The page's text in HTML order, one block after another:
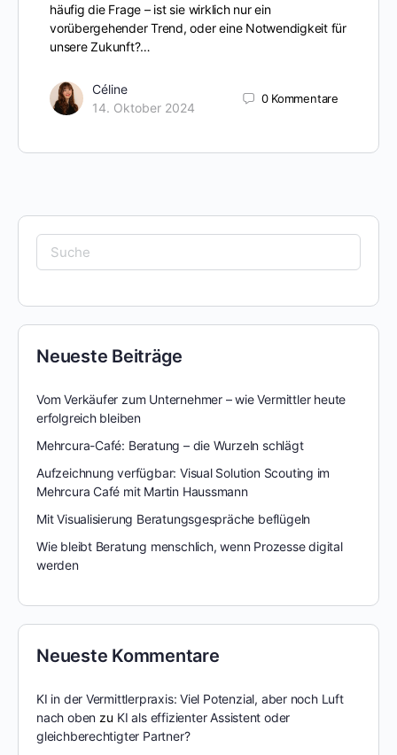
häufig die Frage – ist sie wirklich nur ein
vorübergehender Trend, oder eine Notwendigkeit für
unsere Zukunft?…
Céline
14. Oktober 2024
0 Kommentare
Neueste Beiträge
Vom Verkäufer zum Unternehmer – wie Vermittler heute
erfolgreich bleiben
Mehrcura-Café: Beratung – die Wurzeln schlägt
Aufzeichnung verfügbar: Visual Solution Scouting im
Mehrcura Café mit Martin Haussmann
Mit Visualisierung Beratungsgespräche beflügeln
Wie bleibt Beratung menschlich, wenn Prozesse digital
werden
Neueste Kommentare
KI in der Vermittlerpraxis: Viel Potenzial, aber noch Luft
nach oben zu KI als effizienter Assistent oder
gleichberechtigter Partner?